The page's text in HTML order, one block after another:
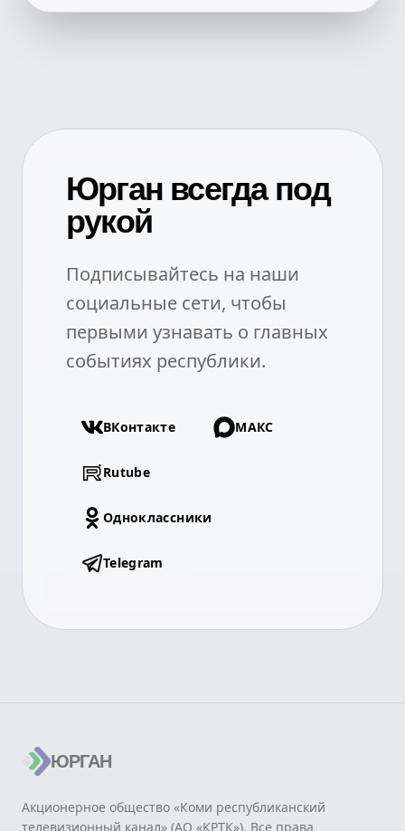
Юрган всегда под
рукой
Подписывайтесь на наши
социальные сети, чтобы
первыми узнавать о главных
событиях республики.
ВКонтакте МАКС
Rutube
Одноклассники
Telegram
ЮРГАН
Акционерное общество «Коми республиканский
телевизионный канал» (АО «КРТК»). Все права